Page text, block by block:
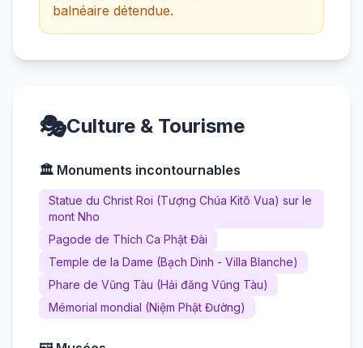
balnéaire détendue.
🎭Culture & Tourisme
🏛️ Monuments incontournables
Statue du Christ Roi (Tượng Chúa Kitô Vua) sur le
mont Nho
Pagode de Thích Ca Phật Đài
Temple de la Dame (Bạch Dinh - Villa Blanche)
Phare de Vũng Tàu (Hải đăng Vũng Tàu)
Mémorial mondial (Niệm Phật Đường)